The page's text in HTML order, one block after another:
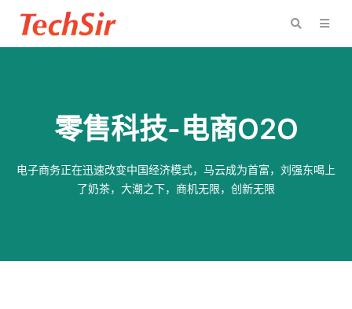
零售科技-电商O2O
电子商务正在迅速改变中国经济模式，马云成为首富，刘强东喝上
了奶茶，大潮之下，商机无限，创新无限